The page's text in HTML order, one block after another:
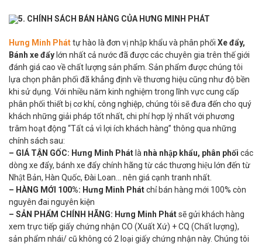
5. CHÍNH SÁCH BÁN HÀNG CỦA HƯNG MINH PHÁT
Hưng Minh Pháttự hào là đơn vị nhập khẩu và phân phối Xe đẩy,
Bánh xe đẩy lớn nhất cả nước đã được các chuyên gia trên thế giới
đánh giá cao về chất lượng sản phẩm. Sản phẩm được chúng tôi
lựa chọn phân phối đã khẳng định về thương hiệu cũng như độ bền
khi sử dụng. Với nhiều năm kinh nghiệm trong lĩnh vực cung cấp
phân phối thiết bị cơ khí, công nghiệp, chúng tôi sẽ đưa đến cho quý
khách những giải pháp tốt nhất, chi phí hợp lý nhất với phương
trâm hoạt động “Tất cả vì lợi ích khách hàng” thông qua những
chính sách sau:
– GIÁ TẬN GỐC: Hưng Minh Phát là nhà nhập khẩu, phân phối các
dòng xe đẩy, bánh xe đẩy chính hãng từ các thương hiệu lớn đến từ
Nhật Bản, Hàn Quốc, Đài Loan… nên giá cạnh tranh nhất.
– HÀNG MỚI 100%: Hưng Minh Phátchỉ bán hàng mới 100% còn
nguyên đai nguyên kiện
– SẢN PHẨM CHÍNH HÃNG: Hưng Minh Phátsẽ gửi khách hàng
xem trực tiếp giấy chứng nhận CO (Xuất Xứ) + CQ (Chất lượng),
sản phẩm nhái/ cũ không có 2 loại giấy chứng nhận này. Chúng tôi